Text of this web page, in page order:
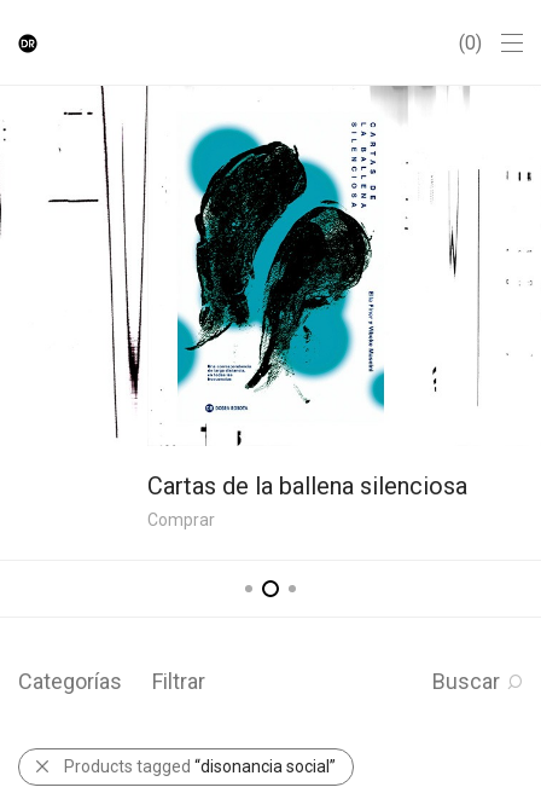
0
Cartas de la ballena silenciosa
Categorías Filtrar Buscar
Products tagged “disonancia social”